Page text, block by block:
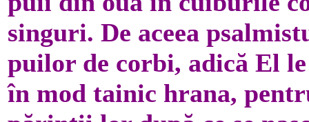
singuri. De aceea
puilor de corbi, adică El
în mod tainic hrana,